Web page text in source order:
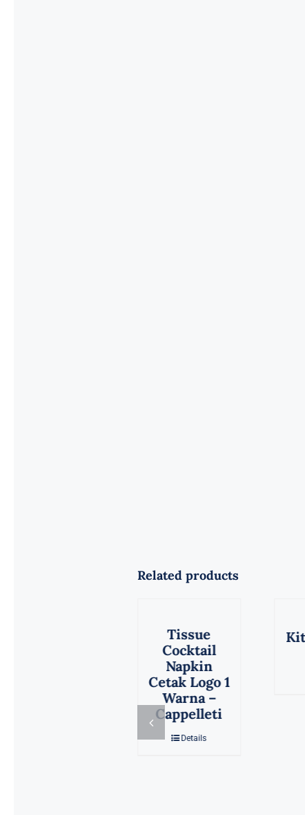
Related products
Kitchen Roll
Towel
Details